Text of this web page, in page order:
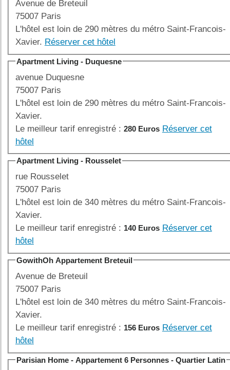
Avenue de Breteuil
75007 Paris
L'hôtel est loin de 290 mètres du métro Saint-Francois-
Xavier. Réserver cet hôtel
Apartment Living - Duquesne
avenue Duquesne
75007 Paris
L'hôtel est loin de 290 mètres du métro Saint-Francois-
Xavier.
Le meilleur tarif enregistré : 280 Euros Réserver cet
hôtel
Apartment Living - Rousselet
rue Rousselet
75007 Paris
L'hôtel est loin de 340 mètres du métro Saint-Francois-
Xavier.
Le meilleur tarif enregistré : 140 Euros Réserver cet
hôtel
GowithOh Appartement Breteuil
Avenue de Breteuil
75007 Paris
L'hôtel est loin de 340 mètres du métro Saint-Francois-
Xavier.
Le meilleur tarif enregistré : 156 Euros Réserver cet
hôtel
Parisian Home - Appartement 6 Personnes - Quartier Latin